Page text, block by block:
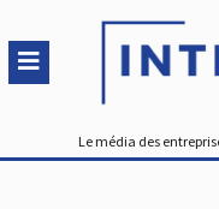
Le média des